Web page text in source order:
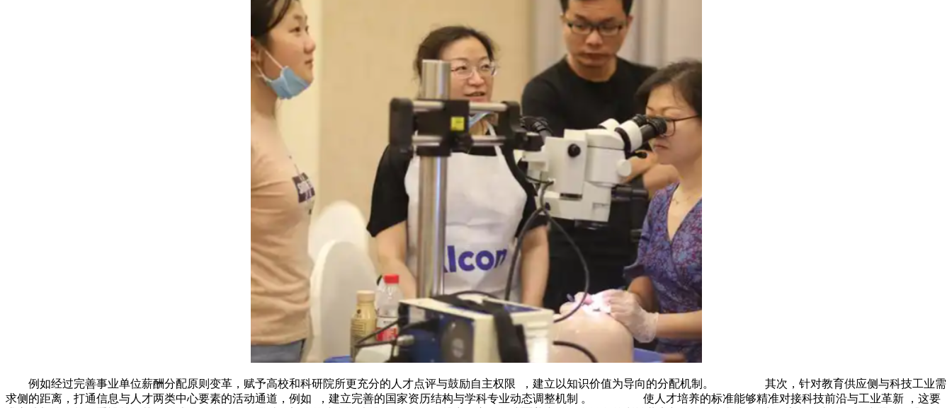
例如经过完善事业单位薪酬分配原则变革，赋予高校和科研院所更充分的人才点评与鼓励自主权限  ，建立以知识价值为导向的分配机制。 其次，针对教育供应侧与科技工业需
求侧的距离，打通信息与人才两类中心要素的活动通道，例如  ，建立完善的国家资历结构与学科专业动态调整机制 。 使人才培养的标准能够精准对接科技前沿与工业革新 ，这要